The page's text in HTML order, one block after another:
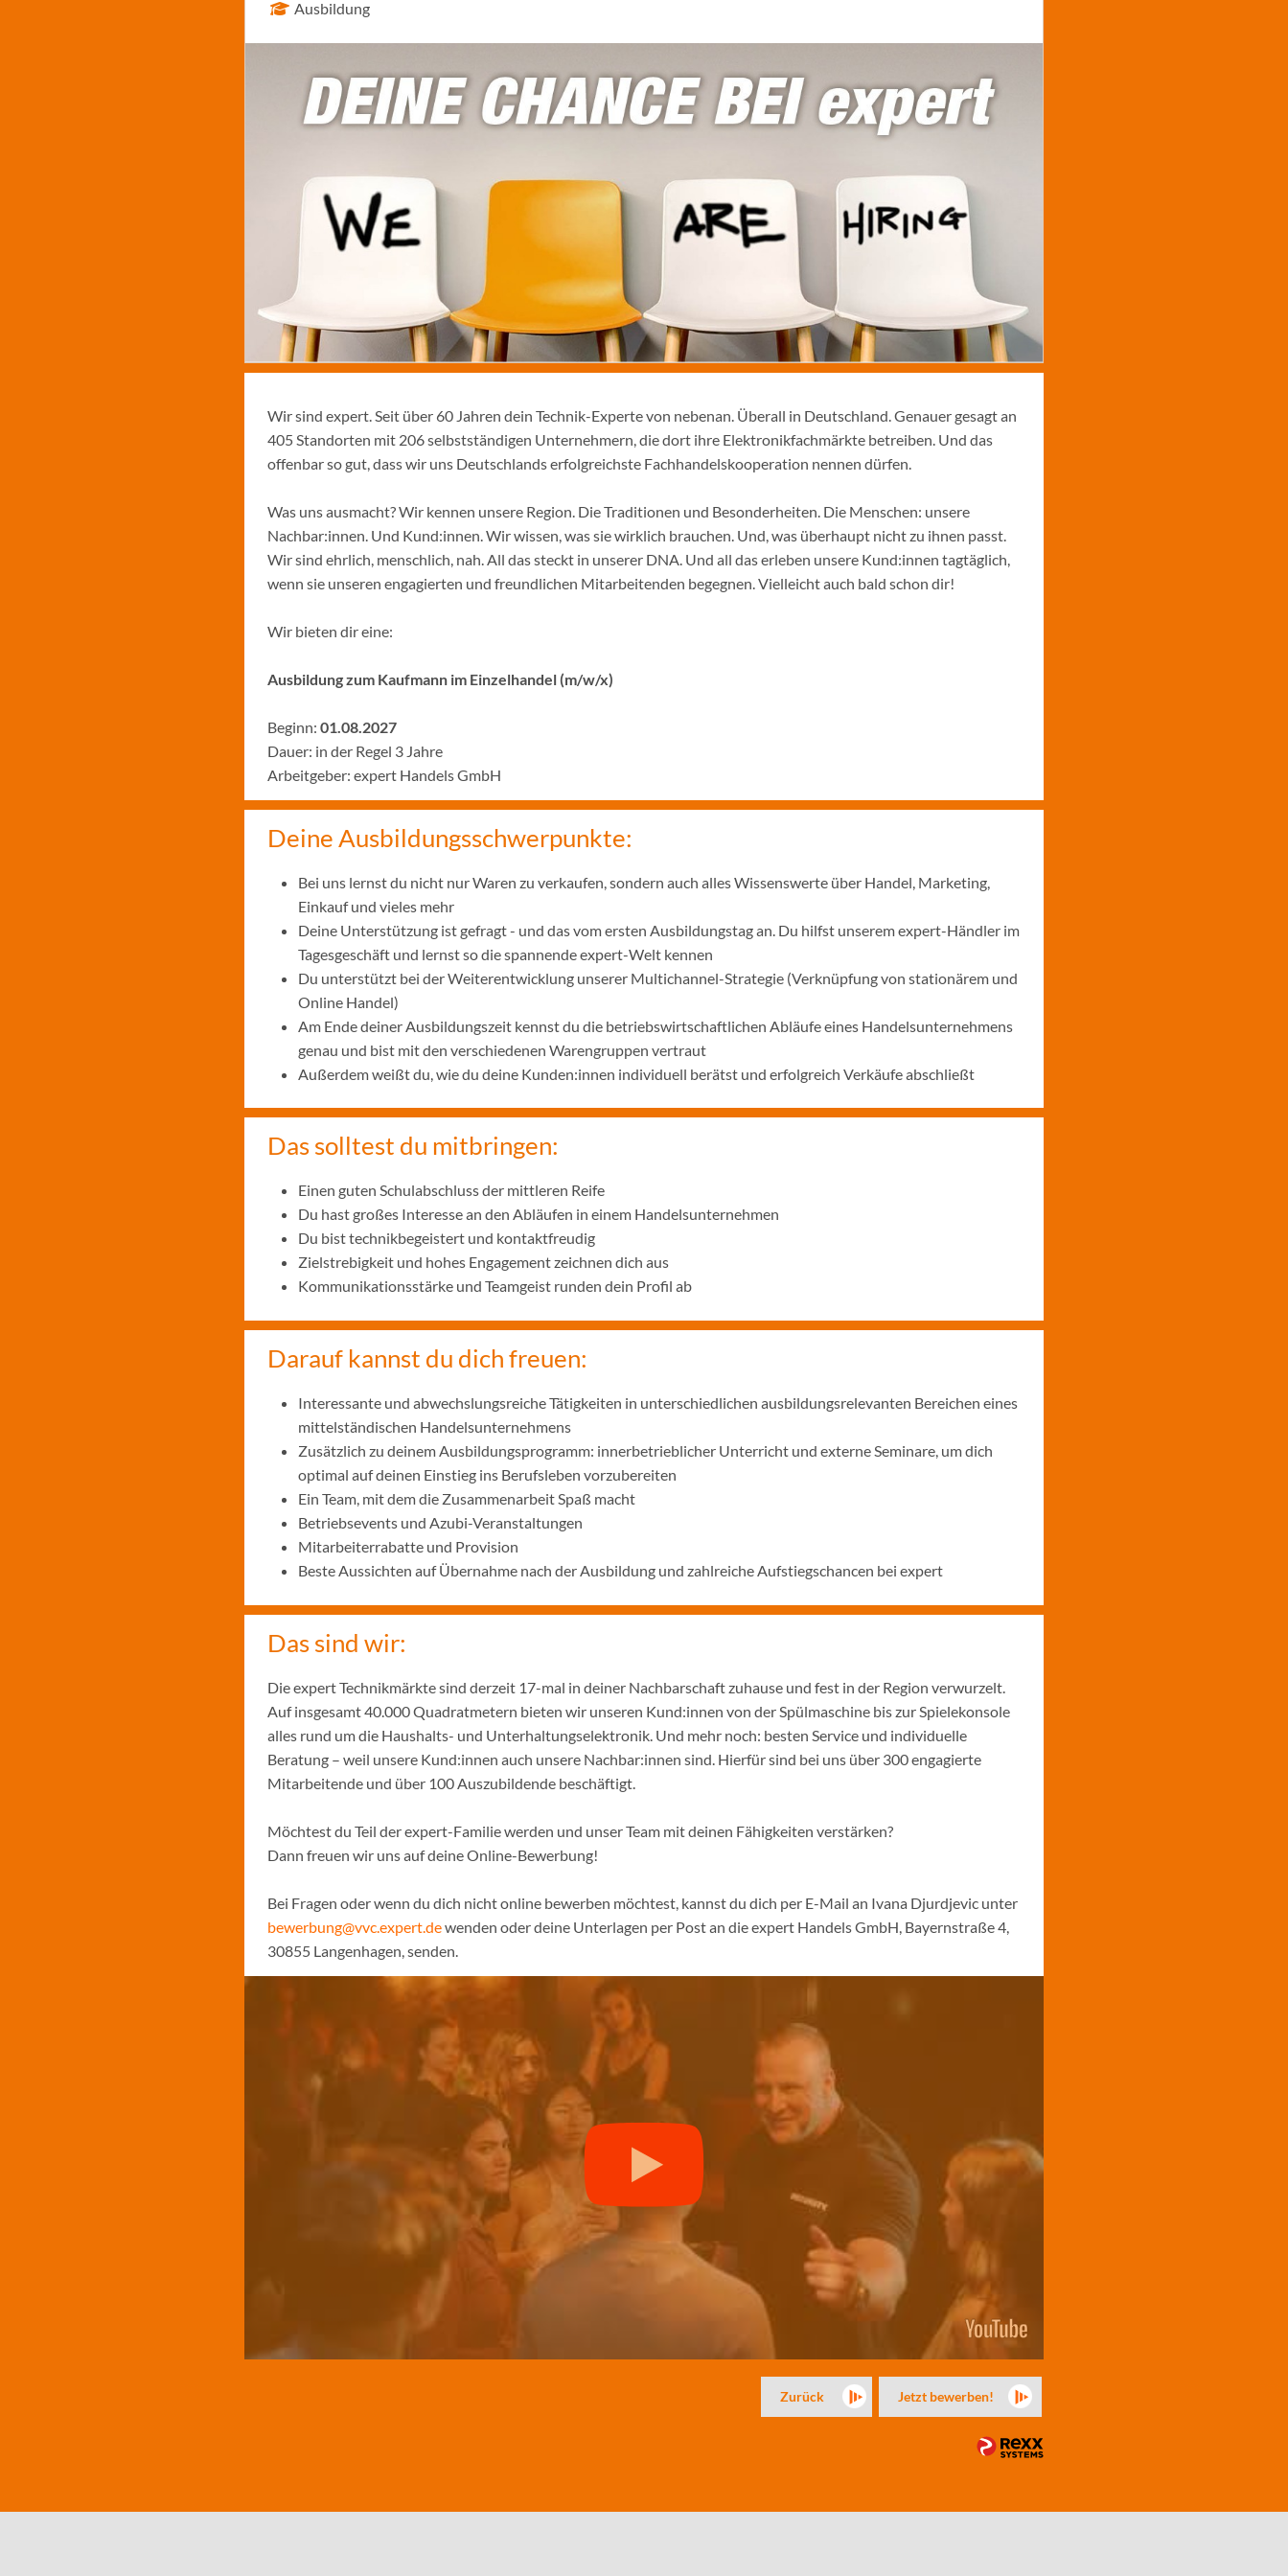
Ausbildung
Wir sind expert. Seit über 60 Jahren dein Technik-Experte von nebenan. Überall in Deutschland. Genauer gesagt an
405 Standorten mit 206 selbstständigen Unternehmern, die dort ihre Elektronikfachmärkte betreiben. Und das
offenbar so gut, dass wir uns Deutschlands erfolgreichste Fachhandelskooperation nennen dürfen.
Was uns ausmacht? Wir kennen unsere Region. Die Traditionen und Besonderheiten. Die Menschen: unsere
Nachbar:innen. Und Kund:innen. Wir wissen, was sie wirklich brauchen. Und, was überhaupt nicht zu ihnen passt.
Wir sind ehrlich, menschlich, nah. All das steckt in unserer DNA. Und all das erleben unsere Kund:innen tagtäglich,
wenn sie unseren engagierten und freundlichen Mitarbeitenden begegnen. Vielleicht auch bald schon dir!
Wir bieten dir eine:
Ausbildung zum Kaufmann im Einzelhandel (m/w/x)
Beginn: 01.08.2027
Dauer: in der Regel 3 Jahre
Arbeitgeber: expert Handels GmbH
Deine Ausbildungsschwerpunkte:
Bei uns lernst du nicht nur Waren zu verkaufen, sondern auch alles Wissenswerte über Handel, Marketing,
Einkauf und vieles mehr
Deine Unterstützung ist gefragt - und das vom ersten Ausbildungstag an. Du hilfst unserem expert-Händler im
Tagesgeschäft und lernst so die spannende expert-Welt kennen
Du unterstützt bei der Weiterentwicklung unserer Multichannel-Strategie (Verknüpfung von stationärem und
Online Handel)
Am Ende deiner Ausbildungszeit kennst du die betriebswirtschaftlichen Abläufe eines Handelsunternehmens
genau und bist mit den verschiedenen Warengruppen vertraut
Außerdem weißt du, wie du deine Kunden:innen individuell berätst und erfolgreich Verkäufe abschließt
Das solltest du mitbringen:
Einen guten Schulabschluss der mittleren Reife
Du hast großes Interesse an den Abläufen in einem Handelsunternehmen
Du bist technikbegeistert und kontaktfreudig
Zielstrebigkeit und hohes Engagement zeichnen dich aus
Kommunikationsstärke und Teamgeist runden dein Profil ab
Darauf kannst du dich freuen:
Interessante und abwechslungsreiche Tätigkeiten in unterschiedlichen ausbildungsrelevanten Bereichen eines
mittelständischen Handelsunternehmens
Zusätzlich zu deinem Ausbildungsprogramm: innerbetrieblicher Unterricht und externe Seminare, um dich
optimal auf deinen Einstieg ins Berufsleben vorzubereiten
Ein Team, mit dem die Zusammenarbeit Spaß macht
Betriebsevents und Azubi-Veranstaltungen
Mitarbeiterrabatte und Provision
Beste Aussichten auf Übernahme nach der Ausbildung und zahlreiche Aufstiegschancen bei expert
Das sind wir:
Die expert Technikmärkte sind derzeit 17-mal in deiner Nachbarschaft zuhause und fest in der Region verwurzelt.
Auf insgesamt 40.000 Quadratmetern bieten wir unseren Kund:innen von der Spülmaschine bis zur Spielekonsole
alles rund um die Haushalts- und Unterhaltungselektronik. Und mehr noch: besten Service und individuelle
Beratung – weil unsere Kund:innen auch unsere Nachbar:innen sind. Hierfür sind bei uns über 300 engagierte
Mitarbeitende und über 100 Auszubildende beschäftigt.
Möchtest du Teil der expert-Familie werden und unser Team mit deinen Fähigkeiten verstärken?
Dann freuen wir uns auf deine Online-Bewerbung!
Bei Fragen oder wenn du dich nicht online bewerben möchtest, kannst du dich per E-Mail an Ivana Djurdjevic unter
bewerbung@vvc.expert.dewenden oder deine Unterlagen per Post an die expert Handels GmbH, Bayernstraße 4,
30855 Langenhagen, senden.
Zurück Jetzt bewerben!